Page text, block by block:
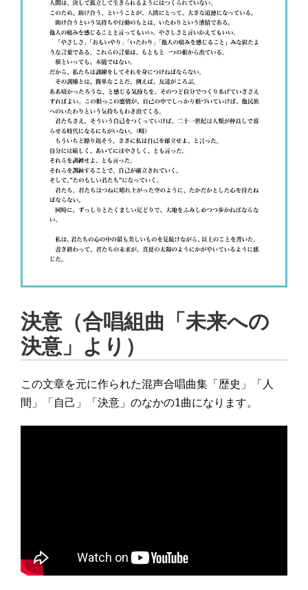
決意（合唱組曲「未来への
決意」より）
この文章を元に作られた混声合唱曲集「歴史」「人
間」「自己」「決意」のなかの1曲になります。